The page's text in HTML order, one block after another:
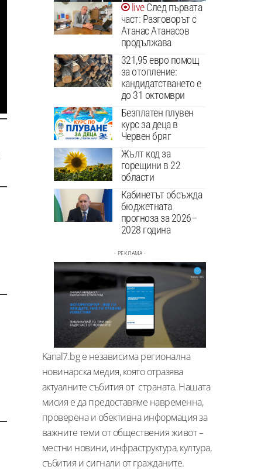
След първата
част: Разговорът с
Атанас Атанасов
продължава
321,95 евро помощ
за отопление:
кандидатстването е
до 31 октомври
Безплатен плувен
курс за деца в
Червен бряг
Жълт код за
горещини в 22
области
Кабинетът обсъжда
бюджетната
прогноза за 2026–
2028 година
- РЕКЛАМА -
Kanal7.bg е независима регионална
новинарска медия, която отразява
актуалните събития от страната. Нашата
мисия е да предоставяме навременна,
проверена и обективна информация за
важните теми от обществения живот –
местни новини, инфраструктура, култура,
събития и сигнали от гражданите.